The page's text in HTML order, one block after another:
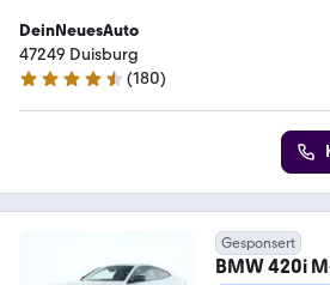
DeinNeuesAuto
47249 Duisburg
4.7 Sterne
(180)
Gesponsert
BMW 420i